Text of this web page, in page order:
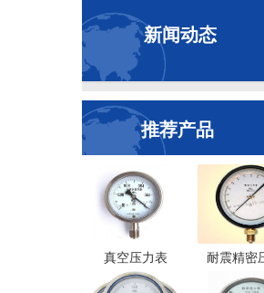
新闻动态
推荐产品
真空压力表 耐震精密